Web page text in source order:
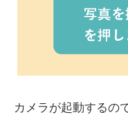
カメラが起動するの